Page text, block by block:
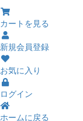
カートを見る
新規会員登録
お気に入り
ログイン
ホームに戻る